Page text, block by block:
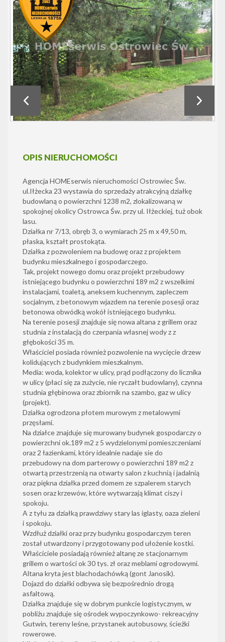
OPIS NIERUCHOMOŚCI
Agencja HOMEserwis nieruchomości Ostrowiec Św.
ul.Iłżecka 23 wystawia do sprzedaży atrakcyjną działkę
budowlaną o powierzchni 1238 m2, zlokalizowaną w
spokojnej okolicy Ostrowca Św. przy ul. Iłżeckiej, tuż obok
lasu.
Działka nr 7/13, obręb 3, o wymiarach 25 m x 49,50 m,
płaska, kształt prostokąta.
Działka z pozwoleniem na budowę oraz z projektem
budynku mieszkalnego i gospodarczego.
Tak, projekt nowego domu oraz projekt przebudowy
istniejącego budynku o powierzchni 189 m2 z wszelkimi
instalacjami, toaletą, aneksem kuchennym, zapleczem
socjalnym, z betonowym wjazdem na terenie posesji oraz
betonowa obwódką wokół istniejącego budynku.
Na terenie posesji znajduje się nowa altana z grillem oraz
studnia z instalacją do czerpania własnej wody z z
głębokości 35 m.
Właściciel posiada również pozwolenie na wycięcie drzew
kolidujących z budynkiem mieszkalnym.
Media: woda, kolektor w ulicy, prąd podłączony do licznika
w ulicy (płaci się za zużycie, nie ryczałt budowlany), czynna
studnia głębinowa oraz zbiornik na szambo, gaz w ulicy
(projekt).
Działka ogrodzona płotem murowym z metalowymi
przęsłami.
Na działce znajduje się murowany budynek gospodarczy o
powierzchni ok.189 m2 z 5 wydzielonymi pomieszczeniami
oraz 2 łazienkami, który idealnie nadaje sie do
przebudowy na dom parterowy o powierzchni 189 m2 z
otwartą przestrzenią na otwarty salon z kuchnią i jadalnią
oraz piękna działka przed domem ze szpalerem starych
sosen oraz krzewów, które wytwarzają klimat ciszy i
spokoju.
A z tyłu za działką prawdziwy stary las iglasty, oaza zieleni
i spokoju.
Wzdłuż działki oraz przy budynku gospodarczym teren
został utwardzony i przygotowany pod ułożenie kostki.
Właściciele posiadają również altanę ze stacjonarnym
grillem o wartości ok 30 tys. zł oraz meblami ogrodowymi.
Altana kryta jest blachodachówką (gont Janosik).
Dojazd do działki odbywa się bezpośrednio drogą
asfaltową.
Działka znajduje się w dobrym punkcie logistycznym, w
pobliżu znajduje się ośrodek wypoczynkowo- rekreacyjny
Gutwin, tereny leśne, przystanek autobusowy, ścieżki
rowerowe.